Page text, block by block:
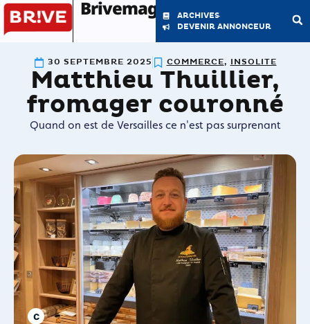
Brivemag'
ARCHIVES
DEVENIR ANNONCEUR
30 SEPTEMBRE 2025 COMMERCE, INSOLITE
Matthieu Thuillier,
fromager couronné
Quand on est de Versailles ce n'est pas surprenant